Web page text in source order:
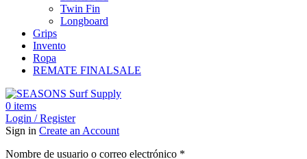
Twin Fin
Longboard
Grips
Invento
Ropa
REMATE FINALSALE
0 items
Login / Register
Sign in Create an Account
Nombre de usuario o correo electrónico *